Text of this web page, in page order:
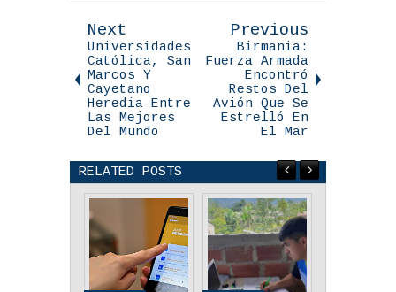
Next
Universidades
Católica, San
Marcos Y
Cayetano
Heredia Entre
Las Mejores
Del Mundo
Previous
Birmania:
Fuerza Armada
Encontró
Restos Del
Avión Que Se
Estrelló En
El Mar
RELATED POSTS